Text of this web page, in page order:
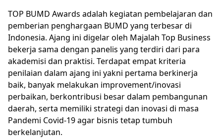
TOP BUMD Awards adalah kegiatan pembelajaran dan
pemberian penghargaan BUMD yang terbesar di
Indonesia. Ajang ini digelar oleh Majalah Top Business
bekerja sama dengan panelis yang terdiri dari para
akademisi dan praktisi. Terdapat empat kriteria
penilaian dalam ajang ini yakni pertama berkinerja
baik, banyak melakukan improvement/inovasi
perbaikan, berkontribusi besar dalam pembangunan
daerah, serta memiliki strategi dan inovasi di masa
Pandemi Covid-19 agar bisnis tetap tumbuh
berkelanjutan.